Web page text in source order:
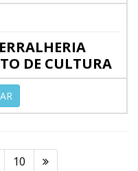
DE CULTURA
10